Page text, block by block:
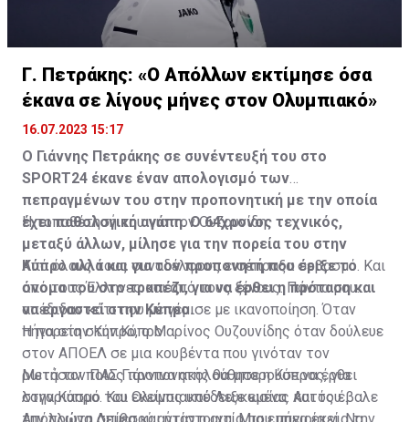
Γ. Πετράκης: «Ο Απόλλων εκτίμησε όσα
έκανα σε λίγους μήνες στον Ολυμπιακό»
16.07.2023 15:17
Ο Γιάννης Πετράκης σε συνέντευξή του στο
SPORT24 έκανε έναν απολογισμό των
πεπραγμένων του στην προπονητική με την οποία
έχει παθολογική αγάπη. Ο 64χρονος τεχνικός,
μεταξύ άλλων, μίλησε για την πορεία του στην
Κύπρο αλλά και για τον προπονητή που έριξε το
όνομα του στο τραπέζι, για να έρθει η πρόταση και
να εργαστεί στην Κύπρο.
Η τοποθέτησή του για τον Ουζουνίδη:
Από όλους τους συναδέλφους εισέπραξα σεβασμό. Και
από τους Έλληνες και από τους ξένους. Πάντα μου
απέδιδαν κάτι που με γέμισε με ικανοποίηση. Όταν
πήγα στην Κύπρο, ο Μαρίνος Ουζουνίδης όταν δούλευε
στον ΑΠΟΕΛ σε μια κουβέντα που γινόταν τον
ρωτήσαν ποιος προπονητής θα μπορούσε να έρθει
στην Κύπρο. Και εκείνος υπέδειξε εμένα. Αυτός έβαλε
την πρώτη σπίθα και ήταν η αιτία που πήγα εκεί. Να
Η πορεία στην Κύπρο
Μετά τον ΠΑΣ Γιάννινα ακολούθησε η Κύπρος, για
λογαριασμό του Ολυμπιακού Λευκωσίας και του
Απόλλωνα Λεμεσού αντίστοιχα. Μια εμπειρία για την